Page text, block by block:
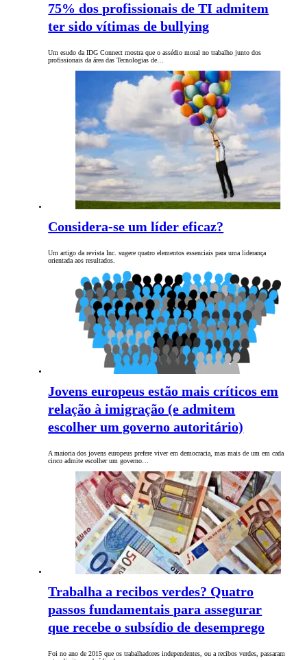
75% dos profissionais de TI admitem
ter sido vítimas de bullying
Um esudo da IDG Connect mostra que o assédio moral no trabalho junto dos
profissionais da área das Tecnologias de…
Considera-se um líder eficaz?
Um artigo da revista Inc. sugere quatro elementos essenciais para uma liderança
orientada aos resultados.
Jovens europeus estão mais críticos em
relação à imigração (e admitem
escolher um governo autoritário)
A maioria dos jovens europeus prefere viver em democracia, mas mais de um em cada
cinco admite escolher um governo…
Trabalha a recibos verdes? Quatro
passos fundamentais para assegurar
que recebe o subsídio de desemprego
Foi no ano de 2015 que os trabalhadores independentes, ou a recibos verdes, passaram